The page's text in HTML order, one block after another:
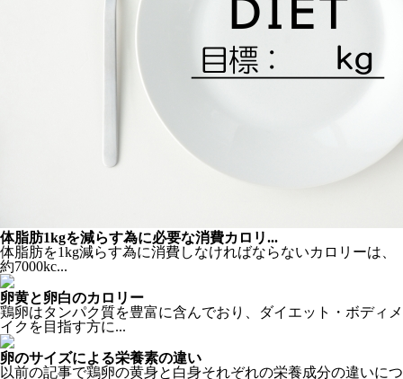
体脂肪1kgを減らす為に必要な消費カロリ...
体脂肪を1kg減らす為に消費しなければならないカロリーは、
約7000kc...
卵黄と卵白のカロリー
鶏卵はタンパク質を豊富に含んでおり、ダイエット・ボディメ
イクを目指す方に...
卵のサイズによる栄養素の違い
以前の記事で鶏卵の黄身と白身それぞれの栄養成分の違いにつ